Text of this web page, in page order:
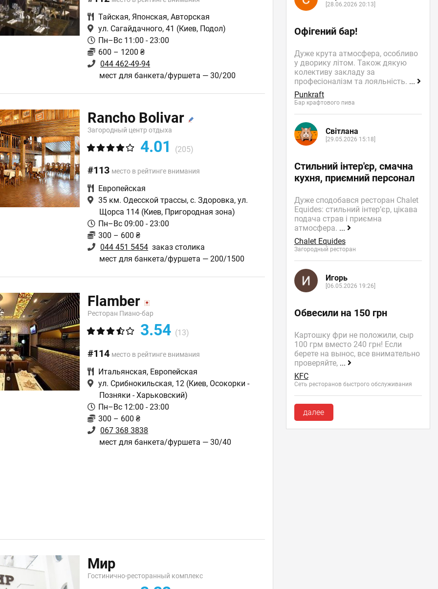
Тайская, Японская,Авторская
ул. Сагайдачного, 41 (Киев, Подол)
Пн–Вс 11:00 - 23:00
600 – 1200 ₴
044 462-49-94
мест для банкета/фуршета — 30/200
Rancho Bolivar
Загородный центр отдыха
4.01 (205)
#113 место в рейтинге внимания
Европейская
35 км. Одесской трассы, с. Здоровка, ул.
Щорса 114 (Киев, Пригородная зона)
Пн–Вс 09:00 - 23:00
300 – 600 ₴
044 451 5454 заказ столика
мест для банкета/фуршета — 200/1500
Flamber
Ресторан Пиано-бар
3.54 (13)
#114 место в рейтинге внимания
Итальянская, Европейская
ул. Срибнокильская, 12 (Киев, Осокорки -
Позняки - Харьковский)
Пн–Вс 12:00 - 23:00
300 – 600 ₴
067 368 3838
мест для банкета/фуршета — 30/40
Мир
Гостинично-ресторанный комплекс
[28.06.2026 20:13]
Офігений бар!
Дуже крута атмосфера, особливо
у дворику літом. Також дякую
колективу закладу за
професіоналізм та лояльність. ...
Punkraft
Бар крафтового пива
Світлана
[29.05.2026 15:18]
Стильний інтер'єр, смачна
кухня, приємний персонал
Дуже сподобався ресторан Chalet
Equides: стильний інтер’єр, цікава
подача страв і приємна
атмосфера. ...
Chalet Equides
Загородный ресторан
Игорь
[06.05.2026 19:26]
Обвесили на 150 грн
Картошку фри не положили, сыр
100 грм вместо 240 грн! Если
берете на вынос, все внимательно
проверяйте, ...
KFC
Сеть ресторанов быстрого обслуживания
далее